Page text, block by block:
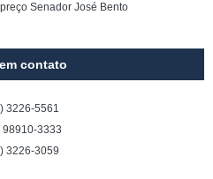
Senador José Bento
contato
3226-5561
98910-3333
3226-3059